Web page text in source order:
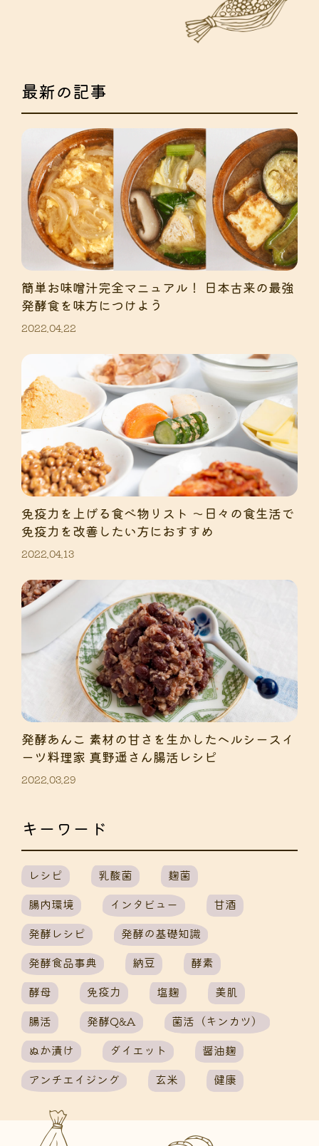
最新の記事
簡単お味噌汁完全マニュアル！ 日本古来の最強
発酵食を味方につけよう
2022.04.22
免疫力を上げる食べ物リスト 〜日々の食生活で
免疫力を改善したい方におすすめ
2022.04.13
発酵あんこ 素材の甘さを生かしたヘルシースイ
ーツ料理家 真野遥さん腸活レシピ
2022.03.29
キーワード
レシピ 乳酸菌
麹菌
腸内環境
インタビュー
甘酒
発酵レシピ
発酵の基礎知識
発酵食品事典
納豆
酵素
酵母
免疫力 塩麹
美肌
腸活
発酵Q&A
菌活（キンカツ）
ぬか漬け
ダイエット
醤油麹
アンチエイジング
玄米 健康